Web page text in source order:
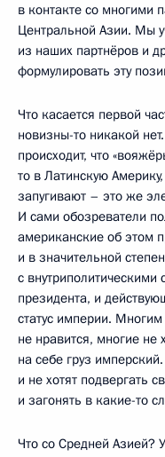
в контакте со многими
Центральной Азии. Мы
из наших партнёров и
формулировать эту
Что касается первой
новизны-то никакой
происходит, что
то в Латинскую
запугивают – это же
И сами обозреватели
американские об этом
и в значительной
с
президента, и
статус империи.
не нравится, многие не
на себе груз
и не хотят подвергать
и загонять в какие-то
Что со Средней Азией?